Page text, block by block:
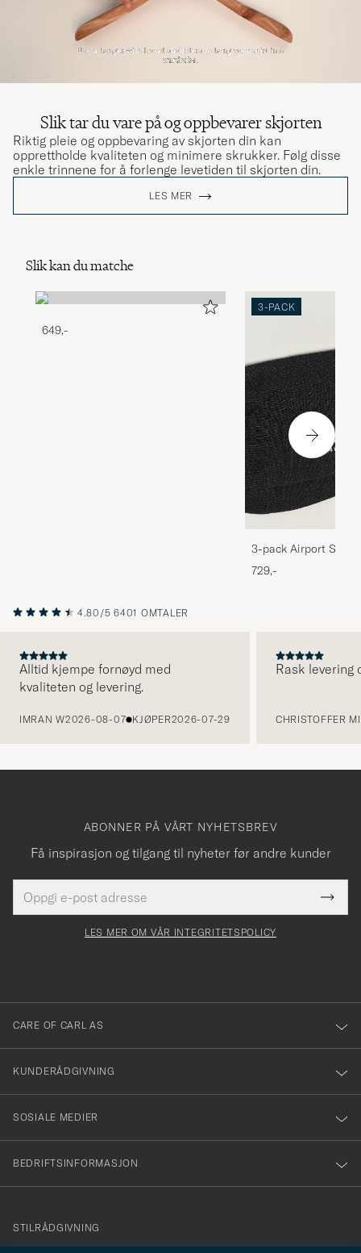
Slik tar du vare på og oppbevarer skjorten
Riktig pleie og oppbevaring av skjorten din kan
opprettholde kvaliteten og minimere skrukker. Følg disse
enkle trinnene for å forlenge levetiden til skjorten din.
LES MER
Slik kan du matche
649,-
3-PACK
3-pack Airport
Melange
729,-
4.80/5 6401 OMTALER
Alltid kjempe fornøyd med
kvaliteten og levering.
IMRAN W2026-08-07 KJØPER2026-07-29
Rask levering
CHRISTOFFER
ABONNER PÅ VÅRT NYHETSBREV
Få inspirasjon og tilgang til nyheter før andre kunder
postadresse
felt
Tack
för
dig
till
vårt
nyhetsbrev!
LES MER OM VÅR INTEGRITETSPOLICY
CARE OF CARL AS
KUNDERÅDGIVNING
SOSIALE MEDIER
BEDRIFTSINFORMASJON
info@careofcarl.no
STILRÅDGIVNING